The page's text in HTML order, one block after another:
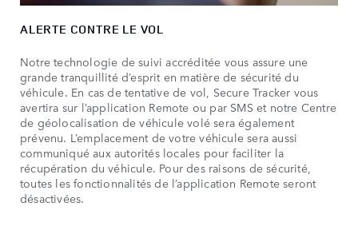
ALERTE CONTRE LE VOL
Notre technologie de suivi accréditée vous assure une
grande tranquillité d’esprit en matière de sécurité du
véhicule. En cas de tentative de vol, Secure Tracker vous
avertira sur l’application Remote ou par SMS et notre Centre
de géolocalisation de véhicule volé sera également
prévenu. L’emplacement de votre véhicule sera aussi
communiqué aux autorités locales pour faciliter la
récupération du véhicule. Pour des raisons de sécurité,
toutes les fonctionnalités de l’application Remote seront
désactivées.